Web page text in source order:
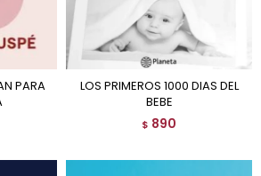
LOS PRIMEROS 1000 DIAS DEL
BEBE
$ 890